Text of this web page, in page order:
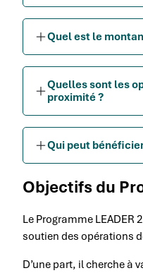
Quel est le
Quelles sont les
proximité ?
Qui peut
Objectifs du
Le Programme
soutien des opérations
D’une part, il cherche à